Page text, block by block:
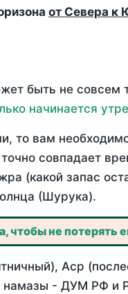
от Севера к
быть не совсем
начинается
то вам
совпадает
(какой запас
(Шурука).
чтобы не потерять
Аср
намазы - ДУМ РФ и